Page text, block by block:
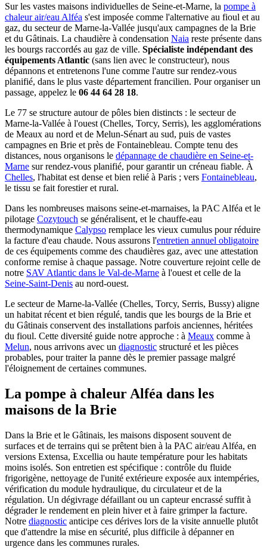
Sur les vastes maisons individuelles de Seine-et-Marne, la pompe à
chaleur air/eau Alféa s'est imposée comme l'alternative au fioul et au
gaz, du secteur de Marne-la-Vallée jusqu'aux campagnes de la Brie
et du Gâtinais. La chaudière à condensation Naia reste présente dans
les bourgs raccordés au gaz de ville. Spécialiste indépendant des
équipements Atlantic (sans lien avec le constructeur), nous
dépannons et entretenons l'une comme l'autre sur rendez-vous
planifié, dans le plus vaste département francilien. Pour organiser un
passage, appelez le 06 44 64 28 18.
Le 77 se structure autour de pôles bien distincts : le secteur de
Marne-la-Vallée à l'ouest (Chelles, Torcy, Serris), les agglomérations
de Meaux au nord et de Melun-Sénart au sud, puis de vastes
campagnes en Brie et près de Fontainebleau. Compte tenu des
distances, nous organisons le dépannage de chaudière en Seine-et-
Marne sur rendez-vous planifié, pour garantir un créneau fiable. À
Chelles, l'habitat est dense et bien relié à Paris ; vers Fontainebleau,
le tissu se fait forestier et rural.
Dans les nombreuses maisons seine-et-marnaises, la PAC Alféa et le
pilotage Cozytouch se généralisent, et le chauffe-eau
thermodynamique Calypso remplace les vieux cumulus pour réduire
la facture d'eau chaude. Nous assurons l'entretien annuel obligatoire
de ces équipements comme des chaudières gaz, avec une attestation
conforme remise à chaque passage. Notre couverture rejoint celle de
notre SAV Atlantic dans le Val-de-Marne à l'ouest et celle de la
Seine-Saint-Denis au nord-ouest.
Le secteur de Marne-la-Vallée (Chelles, Torcy, Serris, Bussy) aligne
un habitat récent et bien régulé, tandis que les bourgs de la Brie et
du Gâtinais conservent des installations parfois anciennes, héritées
du fioul. Cette diversité guide notre approche : à Meaux comme à
Melun, nous arrivons avec un diagnostic structuré et les pièces
probables, pour traiter la panne dès le premier passage malgré
l'éloignement de certaines communes.
La pompe à chaleur Alféa dans les
maisons de la Brie
Dans la Brie et le Gâtinais, les maisons disposent souvent de
surfaces et de terrains qui se prêtent bien à la PAC air/eau Alféa, en
versions Extensa, Excellia ou haute température pour les habitats
moins isolés. Son entretien est spécifique : contrôle du fluide
frigorigène, nettoyage de l'unité extérieure exposée aux intempéries,
vérification du module hydraulique, du circulateur et de la
régulation. Un dégivrage défaillant ou un capteur encrassé suffit à
dégrader le rendement en plein hiver et à faire grimper la facture.
Notre diagnostic anticipe ces dérives lors de la visite annuelle plutôt
que d'attendre la mise en sécurité, plus difficile à dépanner en
urgence dans les communes rurales.